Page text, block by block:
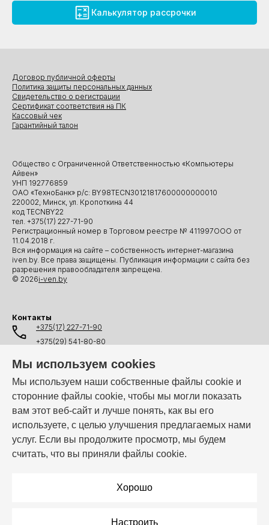
Мы используем cookies
Мы используем наши собственные файлы cookie и
сторонние файлы cookie, чтобы мы могли показать
вам этот веб-сайт и лучше понять, как вы его
используете, с целью улучшения предлагаемых нами
услуг. Если вы продолжите просмотр, мы будем
считать, что вы приняли файлы cookie.
Хорошо
Настроить
Калькулятор рассрочки
Общество с Ограниченной Ответственностью «Компьютеры
Айвен»
УНП 192776859
ОАО «ТехноБанк» р/с: BY98TECN30121817600000000010
220002, Минск, ул. Кропоткина 44
код TECNBY22
тел. +375(17) 227-71-90
Регистрационный номер в Торговом реестре № 411997ООО от
11.04.2018 г.
Вся информация на сайте – собственность интернет-магазина
iven.by. Все права защищены. Публикация информации с сайта без
разрешения правообладателя запрещена.
© 2026i-ven.by
Договор публичной оферты
Политика защиты персональных данных
Свидетельство о регистрации
Сертификат соответствия на ПК
Кассовый чек
Гарантийный талон
Контакты
+375(17) 227-71-90
+375(29) 541-80-80
+375(44) 541-80-80
info@i-ven.by
Мы в мессенджерах:
Режим работы: Пн–Пт: 10:00 – 19:00